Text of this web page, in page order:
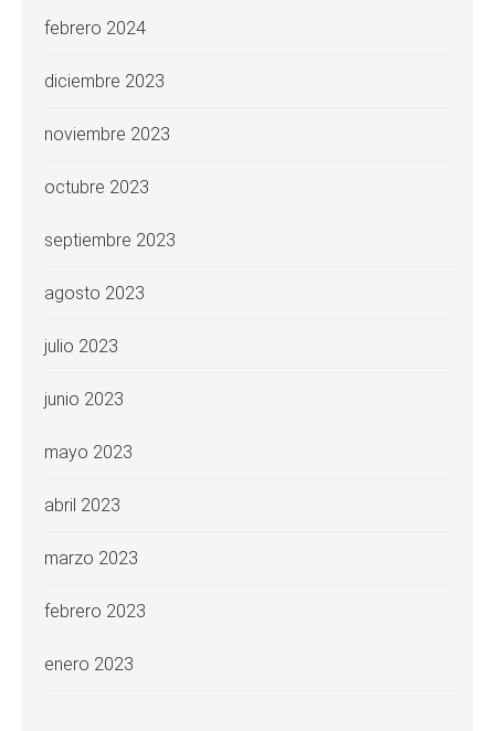
febrero 2024
diciembre 2023
noviembre 2023
octubre 2023
septiembre 2023
agosto 2023
julio 2023
junio 2023
mayo 2023
abril 2023
marzo 2023
febrero 2023
enero 2023